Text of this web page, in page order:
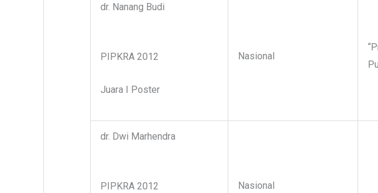
dr. Nanang Budi
PIPKRA 2012
Juara I Poster
Nasional
dr. Dwi Marhendra
PIPKRA 2012 Nasional